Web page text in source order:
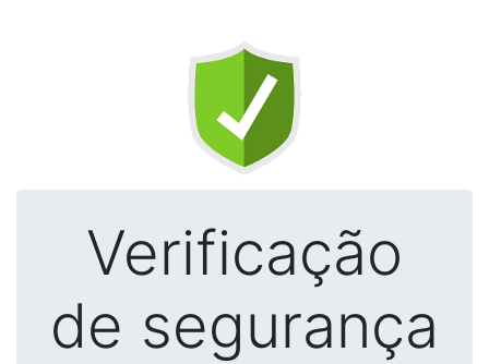
Verificação
de segurança